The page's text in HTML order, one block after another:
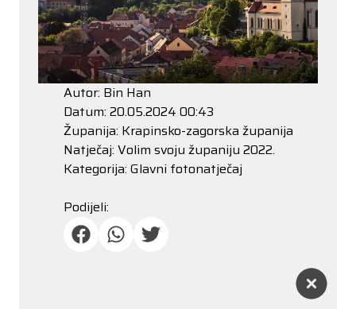
Autor: Bin Han
Datum: 20.05.2024 00:43
Županija: Krapinsko-zagorska županija
Natječaj: Volim svoju županiju 2022.
Kategorija: Glavni fotonatječaj
Podijeli: